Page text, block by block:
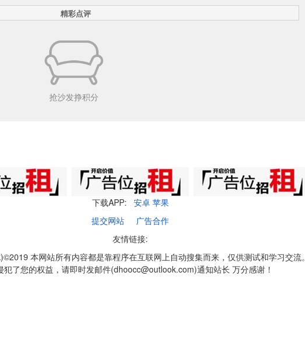
精彩点评
抢沙发挣积分
下载APP: 安卓 苹果
提交网站
广告合作
友情链接:
本网站所有内容都是靠程序在互联网上自动搜集而来，仅供测试和学习交流。
犯了您的权益，请即时发邮件(dhoocc@outlook.com)通知站长 万分感谢！